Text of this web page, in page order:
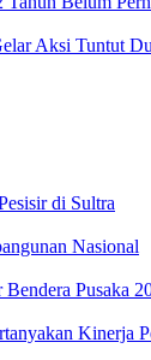
Aksi Tuntut
di Sultra
Nasional
Pusaka
Kinerja